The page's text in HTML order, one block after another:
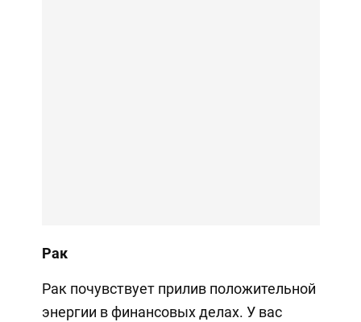
Рак
Рак почувствует прилив положительной
энергии в финансовых делах. У вас